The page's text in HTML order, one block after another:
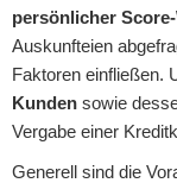
persönlicher
Auskunfteien
Faktoren einfließen.
Kunden sowie
Vergabe einer
Generell sind die